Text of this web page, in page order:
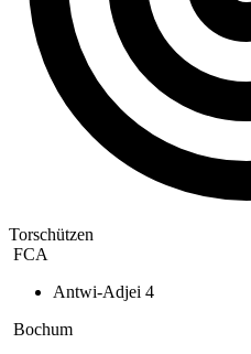
Torschützen
FCA
Antwi-Adjei 4
Bochum